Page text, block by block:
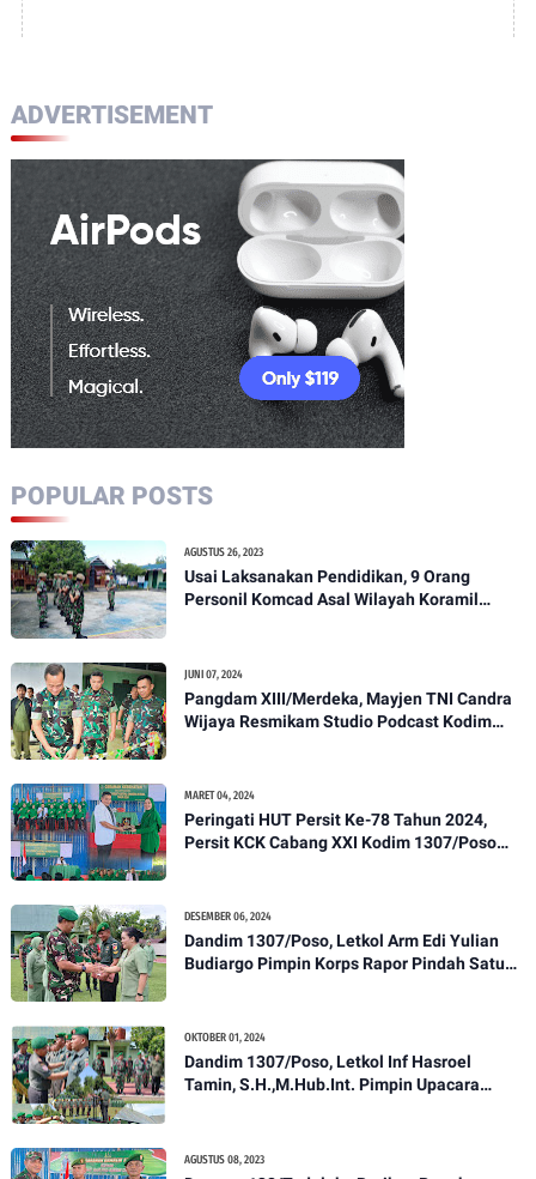
ADVERTISEMENT
POPULAR POSTS
AGUSTUS 26, 2023
Usai Laksanakan Pendidikan, 9 Orang
Personil Komcad Asal Wilayah Koramil
JUNI 07, 2024
Pangdam XIII/Merdeka, Mayjen TNI Candra
Wijaya Resmikam Studio Podcast Kodim
MARET 04, 2024
Peringati HUT Persit Ke-78 Tahun 2024,
Persit KCK Cabang XXI Kodim 1307/Poso
DESEMBER 06, 2024
Dandim 1307/Poso, Letkol Arm Edi Yulian
Budiargo Pimpin Korps Rapor Pindah Satuan
OKTOBER 01, 2024
Dandim 1307/Poso, Letkol Inf Hasroel
Tamin, S.H.,M.Hub.Int. Pimpin Upacara
AGUSTUS 08, 2023